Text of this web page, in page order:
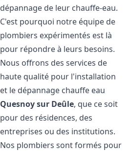
dépannage de leur chauffe-eau.
C'est pourquoi notre équipe de
plombiers expérimentés est là
pour répondre à leurs besoins.
Nous offrons des services de
haute qualité pour l'installation
et le dépannage chauffe eau
Quesnoy sur Deûle, que ce soit
pour des résidences, des
entreprises ou des institutions.
Nos plombiers sont formés pour